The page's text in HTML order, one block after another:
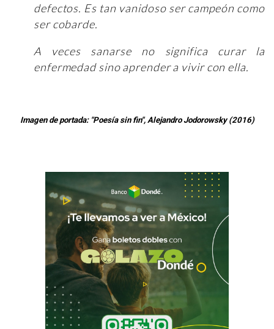
defectos. Es tan vanidoso ser campeón como
ser cobarde.
A veces sanarse no significa curar la
enfermedad sino aprender a vivir con ella.
Imagen de portada: "Poesía sin fin", Alejandro Jodorowsky (2016)